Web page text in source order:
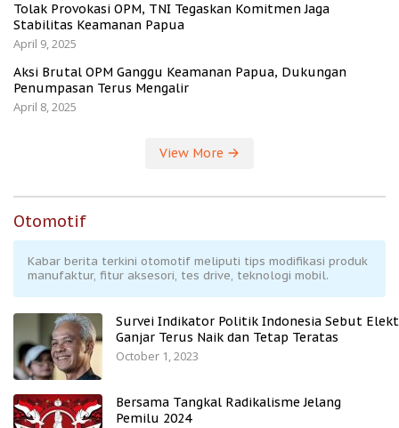
Tolak Provokasi OPM, TNI Tegaskan Komitmen Jaga
Stabilitas Keamanan Papua
April 9, 2025
Aksi Brutal OPM Ganggu Keamanan Papua, Dukungan
Penumpasan Terus Mengalir
April 8, 2025
View More
Otomotif
Kabar berita terkini otomotif meliputi tips modifikasi produk
manufaktur, fitur aksesori, tes drive, teknologi mobil.
Survei Indikator Politik Indonesia Sebut
Ganjar Terus Naik dan Tetap Teratas
October 1, 2023
Bersama Tangkal Radikalisme Jelang
Pemilu 2024